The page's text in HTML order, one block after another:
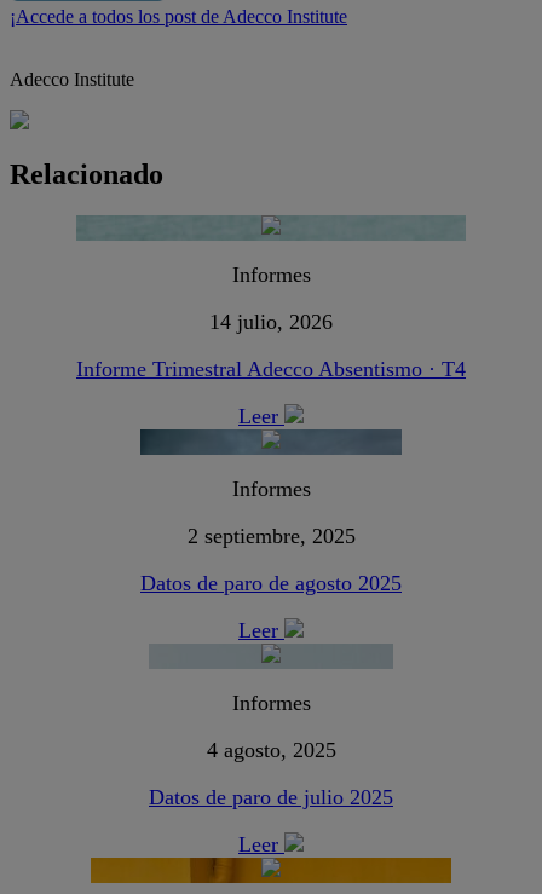
¡Accede a todos los post de Adecco Institute
Adecco Institute
Relacionado
Informes
14 julio, 2026
Informe Trimestral Adecco Absentismo · T4
Leer
Informes
2 septiembre, 2025
Datos de paro de agosto 2025
Leer
Informes
4 agosto, 2025
Datos de paro de julio 2025
Leer